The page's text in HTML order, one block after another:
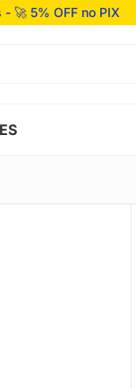
🚀 5% OFF no PIX